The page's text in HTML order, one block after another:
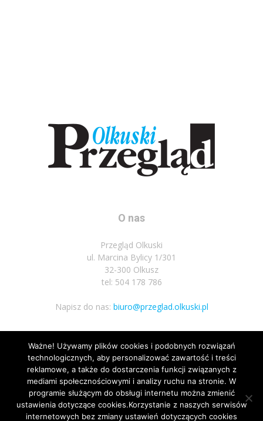
O nas
Przegląd Olkuski
ul. Marcina Bylicy 1/301
32-300 Olkusz
tel: 504 178 786
Napisz do nas: biuro@przeglad.olkuski.pl
Podążaj za nami
Ważne! Używamy plików cookies i podobnych rozwiązań
technologicznych, aby personalizować zawartość i treści
reklamowe, a także do dostarczenia funkcji związanych z
mediami społecznościowymi i analizy ruchu na stronie. W
programie służącym do obsługi internetu można zmienić
ustawienia dotyczące cookies.Korzystanie z naszych serwisów
internetowych bez zmiany ustawień dotyczących cookies